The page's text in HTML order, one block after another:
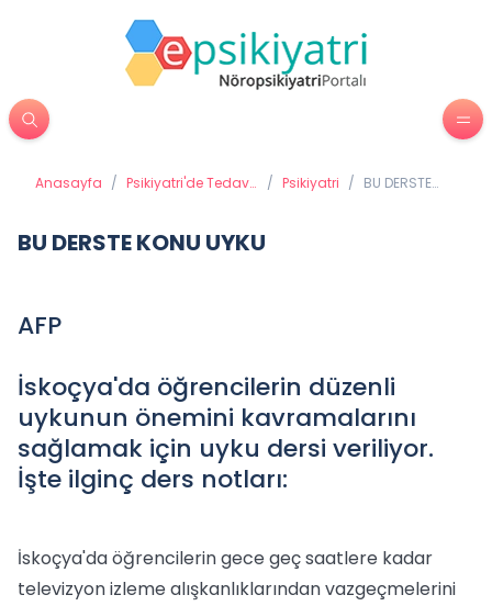
Anasayfa / Psikiyatri'de Tedavi
/ Psikiyatri / BU DERSTE
BU DERSTE KONU UYKU
AFP
İskoçya'da öğrencilerin düzenli
uykunun önemini kavramalarını
sağlamak için uyku dersi veriliyor.
İşte ilginç ders notları:
İskoçya'da öğrencilerin gece geç saatlere kadar
televizyon izleme alışkanlıklarından vazgeçmelerini